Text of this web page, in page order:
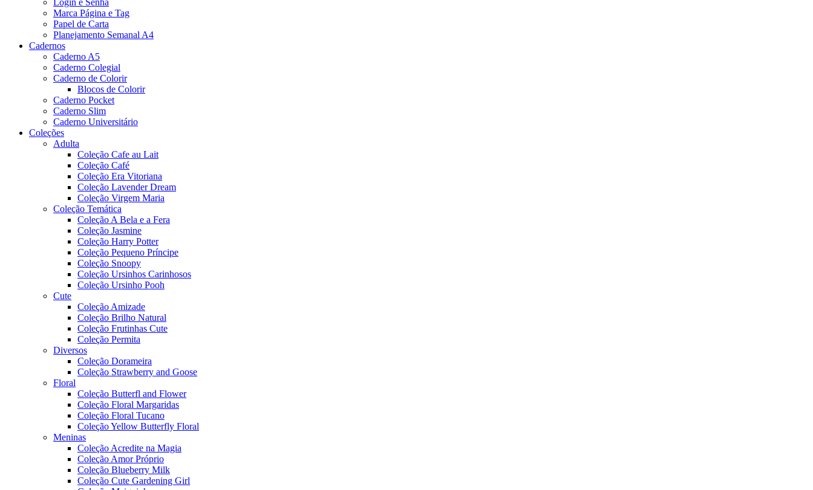
Login e Senha
Marca Página e Tag
Papel de Carta
Planejamento Semanal A4
Cadernos
Caderno A5
Caderno Colegial
Caderno de Colorir
Blocos de Colorir
Caderno Pocket
Caderno Slim
Caderno Universitário
Coleções
Adulta
Coleção Cafe au Lait
Coleção Café
Coleção Era Vitoriana
Coleção Lavender Dream
Coleção Virgem Maria
Coleção Temática
Coleção A Bela e a Fera
Coleção Jasmine
Coleção Harry Potter
Coleção Pequeno Príncipe
Coleção Snoopy
Coleção Ursinhos Carinhosos
Coleção Ursinho Pooh
Cute
Coleção Amizade
Coleção Brilho Natural
Coleção Frutinhas Cute
Coleção Permita
Diversos
Coleção Dorameira
Coleção Strawberry and Goose
Floral
Coleção Butterfl and Flower
Coleção Floral Margaridas
Coleção Floral Tucano
Coleção Yellow Butterfly Floral
Meninas
Coleção Acredite na Magia
Coleção Amor Próprio
Coleção Blueberry Milk
Coleção Cute Gardening Girl